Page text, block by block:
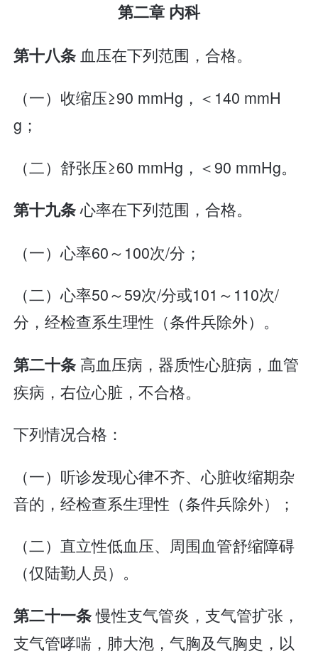
第二章 内科
第十八条 血压在下列范围，合格。
（一）收缩压≥90 mmHg，＜140 mmH
g；
（二）舒张压≥60 mmHg，＜90 mmHg。
第十九条心率在下列范围，合格。
（一）心率60～100次/分；
（二）心率50～59次/分或101～110次/
分，经检查系生理性（条件兵除外）。
第二十条 高血压病，器质性心脏病，血管
疾病，右位心脏，不合格。
下列情况合格：
（一）听诊发现心律不齐、心脏收缩期杂
音的，经检查系生理性（条件兵除外）；
（二）直立性低血压、周围血管舒缩障碍
（仅陆勤人员）。
第二十一条慢性支气管炎，支气管扩张，
支气管哮喘，肺大泡，气胸及气胸史，以